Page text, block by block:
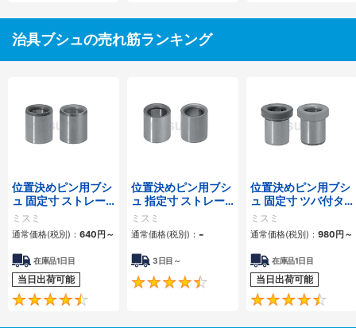
治具ブシュの売れ筋ランキング
位置決めピン用ブシ
ュ 固定寸 ストレー
トタイプ
ミスミ
通常価格(税別)： 640 円 ～
在庫品1日目
当日出荷可能
位置決めピン用ブシ
ュ 指定寸 ストレー
トタイプ
ミスミ
通常価格(税別)： -
3日目～
4.5
位置決めピン用ブシ
ュ 固定寸 ツバ付タ
イプ
ミスミ
通常価格(税別)： 980 円 ～
在庫品1日目
当日出荷可能